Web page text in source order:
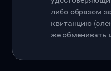
либо образом
квитанцию
же обменивать